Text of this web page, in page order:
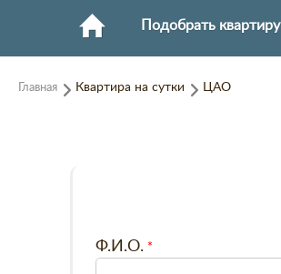
Подобрать квартиру
Главная Квартира на сутки ЦАО
Ф.И.О.